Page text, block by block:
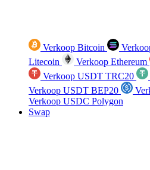
Verkoop Bitcoin
Litecoin
Verkoop Ethereum
Verkoop USDT TRC20
Verkoop USDT BEP20
Verkoop USDC Polygon
Swap